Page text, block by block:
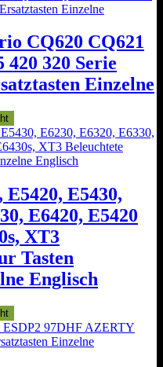
CQ620 CQ621
420 320 Serie
Einzelne
E5430,
E6420, E5420
XT3
Tasten
Englisch